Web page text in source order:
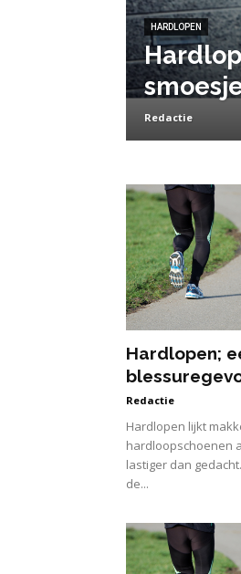
HARDLOPEN
Redactie
Hardlopen;
Redactie
Hardlopen lijkt
hardloopschoenen
lastiger dan
de...